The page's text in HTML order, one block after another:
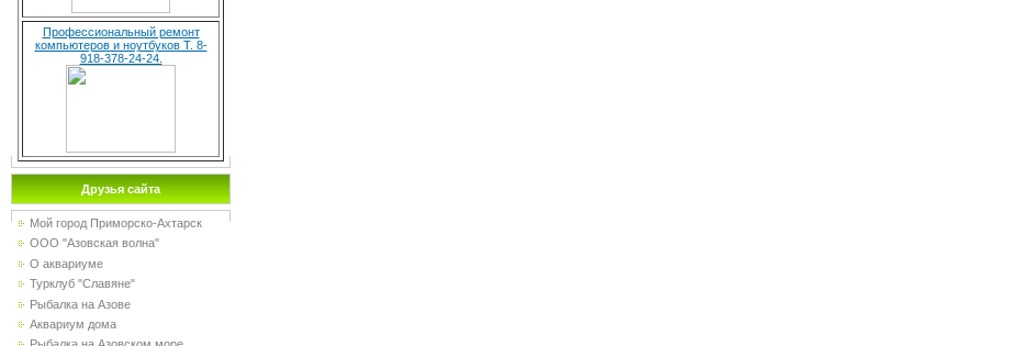
Профессиональный ремонт
компьютеров и ноутбуков Т. 8-
918-378-24-24.
Друзья сайта
Мой город Приморско-Ахтарск
ООО "Азовская волна"
О аквариуме
Турклуб "Славяне"
Рыбалка на Азове
Аквариум дома